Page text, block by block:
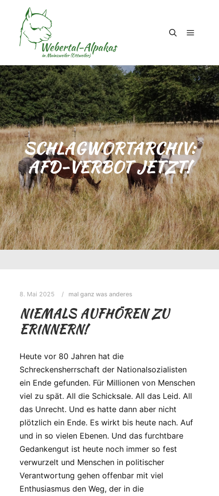
SCHLAGWORTARCHIV:
AFD-VERBOT JETZT!
8. Mai 2025 mal ganz was anderes
NIEMALS AUFHÖREN ZU
ERINNERN!
Heute vor 80 Jahren hat die
Schreckensherrschaft der Nationalsozialisten
ein Ende gefunden. Für Millionen von Menschen
viel zu spät. All die Schicksale. All das Leid. All
das Unrecht. Und es hatte dann aber nicht
plötzlich ein Ende. Es wirkt bis heute nach. Auf
und in so vielen Ebenen. Und das furchtbare
Gedankengut ist heute noch immer so fest
verwurzelt und Menschen in politischer
Verantwortung gehen offenbar mit viel
Enthusiasmus den Weg, der in die